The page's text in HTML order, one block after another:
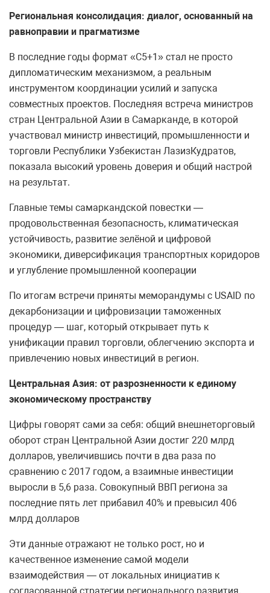
Региональная консолидация: диалог, основанный на
равноправии и прагматизме
В последние годы формат «С5+1» стал не просто
дипломатическим механизмом, а реальным
инструментом координации усилий и запуска
совместных проектов. Последняя встреча министров
стран Центральной Азии в Самарканде, в которой
участвовал министр инвестиций, промышленности и
торговли Республики Узбекистан ЛазизКудратов,
показала высокий уровень доверия и общий настрой
на результат.
Главные темы самаркандской повестки —
продовольственная безопасность, климатическая
устойчивость, развитие зелёной и цифровой
экономики, диверсификация транспортных коридоров
и углубление промышленной кооперации
По итогам встречи приняты меморандумы с USAID по
декарбонизации и цифровизации таможенных
процедур — шаг, который открывает путь к
унификации правил торговли, облегчению экспорта и
привлечению новых инвестиций в регион.
Центральная Азия: от разрозненности к единому
экономическому пространству
Цифры говорят сами за себя: общий внешнеторговый
оборот стран Центральной Азии достиг 220 млрд
долларов, увеличившись почти в два раза по
сравнению с 2017 годом, а взаимные инвестиции
выросли в 5,6 раза. Совокупный ВВП региона за
последние пять лет прибавил 40% и превысил 406
млрд долларов
Эти данные отражают не только рост, но и
качественное изменение самой модели
взаимодействия — от локальных инициатив к